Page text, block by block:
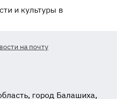
и культуры в
на почту
город Балашиха,